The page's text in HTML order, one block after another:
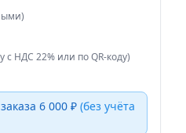
с НДС 22% или по QR-коду)
6 000 ₽ (без учёта